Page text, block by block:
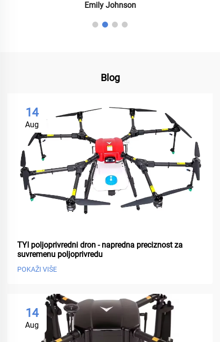
Emily Johnson
Blog
14
Aug
TYI poljoprivredni dron - napredna preciznost za
suvremenu poljoprivredu
POKAŽI VIŠE
14
Aug